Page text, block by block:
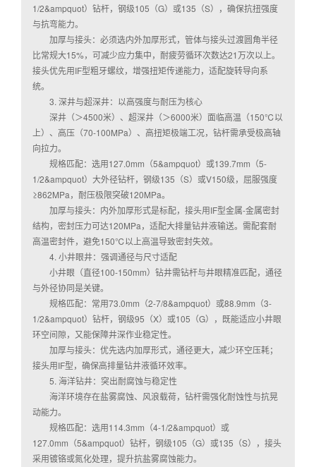
1/2&ampquot）钻杆，钢级105（G）或135（S），确保抗扭强度
与抗弯能力。
加厚与接头：必须选内外加厚形式，管体与接头过渡圆角半径
比常规大15%，可减少应力集中，耐疲劳循环次数达21万次以上。
接头优先用IF型粗牙螺纹，增强扭矩传递能力，适配旋转导向系
统。
3. 深井与超深井：以高强度与耐压为核心
深井（＞4500米）、超深井（＞6000米）面临高温（150℃以
上）、高压（70-100MPa）、高扭矩极端工况，钻杆需承受极高轴
向拉力。
规格匹配：选用127.0mm（5&ampquot）或139.7mm（5-
1/2&ampquot）大外径钻杆，钢级135（S）或V150级，屈服强度
≥862MPa，耐压极限突破120MPa。
加厚与接头：内外加厚形式是标配，接头用IF型金属-金属密封
结构，密封压力可达120MPa，适配大排量钻井液输送。需配套耐
高温密封件，避免150℃以上高温导致密封失效。
4. 小井眼井：强调通径与尺寸适配
小井眼（直径100-150mm）钻井需钻杆与井眼精准匹配，通径
与外径协同是关键。
规格匹配：常用73.0mm（2-7/8&ampquot）或88.9mm（3-
1/2&ampquot）钻杆，钢级95（X）或105（G），既能适应小井眼
环空间隙，又能保障井深作业稳定性。
加厚与接头：优先选内加厚形式，通径更大，减少环空压耗；
接头用IF型，确保高排量钻井液循环效率。
5. 海洋钻井：突出耐腐蚀与稳定性
海洋环境存在盐雾腐蚀、风浪载荷，钻杆需强化耐蚀性与抗晃
动能力。
规格匹配：选用114.3mm（4-1/2&ampquot）或
127.0mm（5&ampquot）钻杆，钢级105（G）或135（S），接头
采用镀铬或氮化处理，提升抗盐雾腐蚀能力。